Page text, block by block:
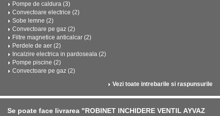
Pompe de caldura (3)
Convectoare electrice (2)
Sobe lemne (2)
Convectoare pe gaz (2)
Filtre magnetice anticalcar (2)
Perdele de aer (2)
Incalzire electrica in pardoseala (2)
Pompe piscine (2)
Convectoare pe gaz (2)
Vezi toate intrebarile si raspunsurile
Se poate face livrarea "ROBINET INCHIDERE VENTIL AYVAZ